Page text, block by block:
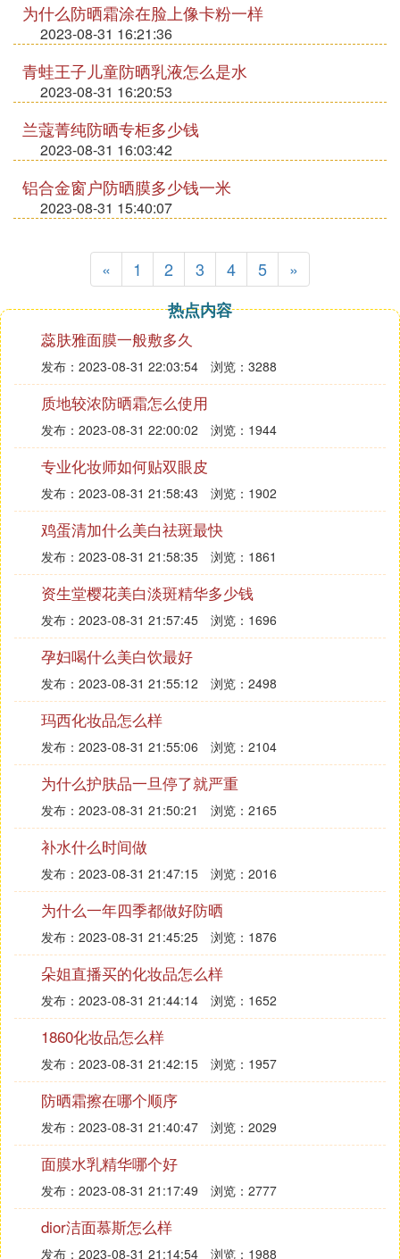
为什么防晒霜涂在脸上像卡粉一样
2023-08-31 16:21:36
青蛙王子儿童防晒乳液怎么是水
2023-08-31 16:20:53
兰蔻菁纯防晒专柜多少钱
2023-08-31 16:03:42
铝合金窗户防晒膜多少钱一米
2023-08-31 15:40:07
« 1 2 3 4 5
»
热点内容
蕊肤雅面膜一般敷多久
发布：2023-08-31 22:03:54 浏览：3288
质地较浓防晒霜怎么使用
发布：2023-08-31 22:00:02 浏览：1944
专业化妆师如何贴双眼皮
发布：2023-08-31 21:58:43 浏览：1902
鸡蛋清加什么美白祛斑最快
发布：2023-08-31 21:58:35 浏览：1861
资生堂樱花美白淡斑精华多少钱
发布：2023-08-31 21:57:45 浏览：1696
孕妇喝什么美白饮最好
发布：2023-08-31 21:55:12 浏览：2498
玛西化妆品怎么样
发布：2023-08-31 21:55:06 浏览：2104
为什么护肤品一旦停了就严重
发布：2023-08-31 21:50:21 浏览：2165
补水什么时间做
发布：2023-08-31 21:47:15 浏览：2016
为什么一年四季都做好防晒
发布：2023-08-31 21:45:25 浏览：1876
朵姐直播买的化妆品怎么样
发布：2023-08-31 21:44:14 浏览：1652
1860化妆品怎么样
发布：2023-08-31 21:42:15 浏览：1957
防晒霜擦在哪个顺序
发布：2023-08-31 21:40:47 浏览：2029
面膜水乳精华哪个好
发布：2023-08-31 21:17:49 浏览：2777
dior洁面慕斯怎么样
发布：2023-08-31 21:14:54 浏览：1988